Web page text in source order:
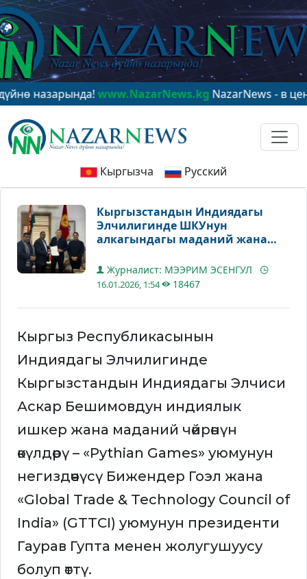
www.NazarNews.kgNazarNews - в центре
Кыргызча Русский
Кыргызстандын Индиядагы
Элчилигинде ШКУнун
алкагындагы маданий жана
талкууланды
Журналист: МЭЭРИМ ЭСЕНГУЛ
16.01.2026, 1:54 18467
Кыргыз Республикасынын
Индиядагы Элчилигинде
Кыргызстандын Индиядагы Элчиси
Аскар Бешимовдун индиялык
ишкер жана маданий чөйрөнүн
өкүлдөрү – «Pythian Games» уюмунун
негиздөөчүсү Бижендер Гоэл жана
«Global Trade & Technology Council of
India» (GTTCI) уюмунун президенти
Гаурав Гупта менен жолугушуусу
болуп өттү.